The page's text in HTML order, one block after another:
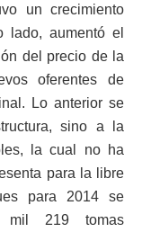
un crecimiento
lado, aumentó el
del precio de la
oferentes de
Lo anterior se
sino a la
la cual no ha
para la libre
para 2014 se
mil 219 tomas